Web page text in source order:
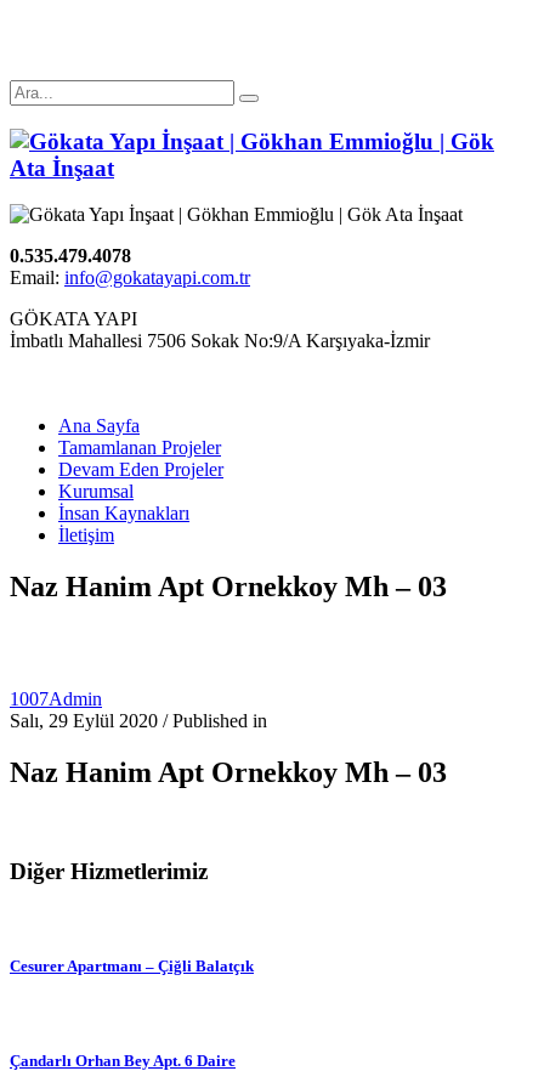
0.535.479.4078
Email: info@gokatayapi.com.tr
GÖKATA YAPI
İmbatlı Mahallesi 7506 Sokak No:9/A Karşıyaka-İzmir
Ana Sayfa
Tamamlanan Projeler
Devam Eden Projeler
Kurumsal
İnsan Kaynakları
İletişim
Naz Hanim Apt Ornekkoy Mh – 03
1007Admin
Salı, 29 Eylül 2020 /Published in
Naz Hanim Apt Ornekkoy Mh – 03
Diğer Hizmetlerimiz
Cesurer Apartmanı – Çiğli Balatçık
Çandarlı Orhan Bey Apt. 6 Daire